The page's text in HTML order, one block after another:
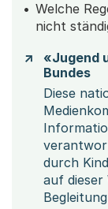
Welche
nicht
«Jugend
Bundes
Diese
durch
auf dieser